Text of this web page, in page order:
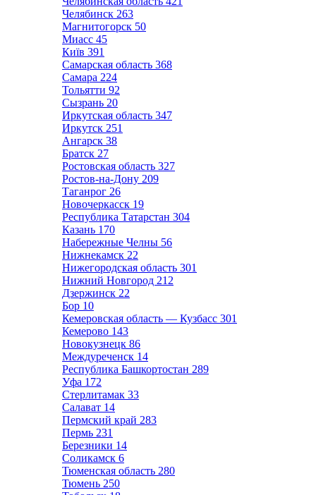
Челябинск 263
Магнитогорск 50
Миасс 45
Київ 391
Самарская область 368
Самара 224
Тольятти 92
Сызрань 20
Иркутская область 347
Иркутск 251
Ангарск 38
Братск 27
Ростовская область 327
Ростов-на-Дону 209
Таганрог 26
Новочеркасск 19
Республика Татарстан 304
Казань 170
Набережные Челны 56
Нижнекамск 22
Нижегородская область 301
Нижний Новгород 212
Дзержинск 22
Бор 10
Кемеровская область — Кузбасс 301
Кемерово 143
Новокузнецк 86
Междуреченск 14
Республика Башкортостан 289
Уфа 172
Стерлитамак 33
Салават 14
Пермский край 283
Пермь 231
Березники 14
Соликамск 6
Тюменская область 280
Тюмень 250